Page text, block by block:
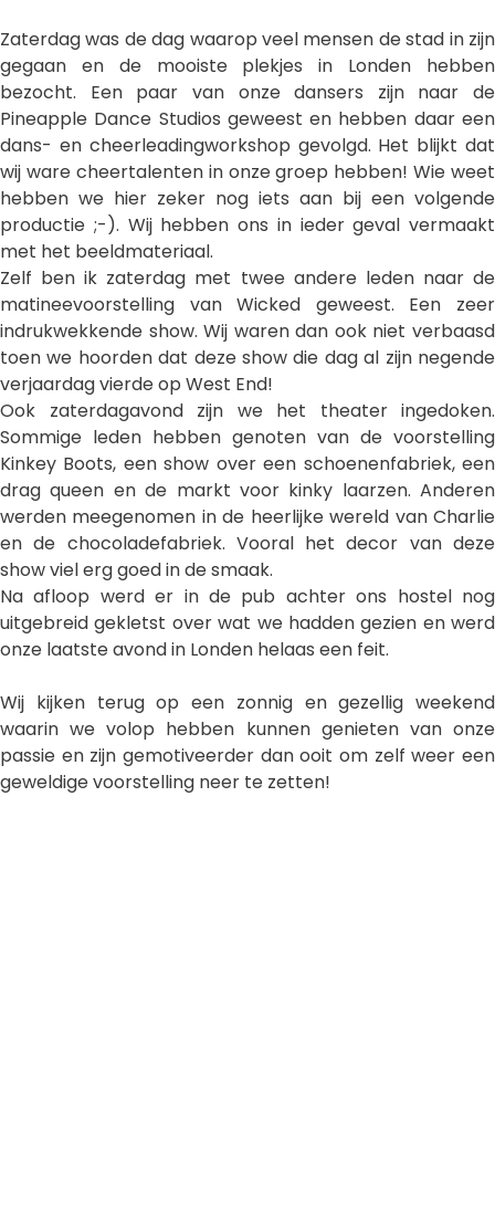
Zaterdag was de dag waarop veel mensen de stad in zijn
gegaan en de mooiste plekjes in Londen hebben
bezocht. Een paar van onze dansers zijn naar de
Pineapple Dance Studios geweest en hebben daar een
dans- en cheerleadingworkshop gevolgd. Het blijkt dat
wij ware cheertalenten in onze groep hebben! Wie weet
hebben we hier zeker nog iets aan bij een volgende
productie ;-). Wij hebben ons in ieder geval vermaakt
met het beeldmateriaal.
Zelf ben ik zaterdag met twee andere leden naar de
matineevoorstelling van Wicked geweest. Een zeer
indrukwekkende show. Wij waren dan ook niet verbaasd
toen we hoorden dat deze show die dag al zijn negende
verjaardag vierde op West End!
Ook zaterdagavond zijn we het theater ingedoken.
Sommige leden hebben genoten van de voorstelling
Kinkey Boots, een show over een schoenenfabriek, een
drag queen en de markt voor kinky laarzen. Anderen
werden meegenomen in de heerlijke wereld van Charlie
en de chocoladefabriek. Vooral het decor van deze
show viel erg goed in de smaak.
Na afloop werd er in de pub achter ons hostel nog
uitgebreid gekletst over wat we hadden gezien en werd
onze laatste avond in Londen helaas een feit.
Wij kijken terug op een zonnig en gezellig weekend
waarin we volop hebben kunnen genieten van onze
passie en zijn gemotiveerder dan ooit om zelf weer een
geweldige voorstelling neer te zetten!